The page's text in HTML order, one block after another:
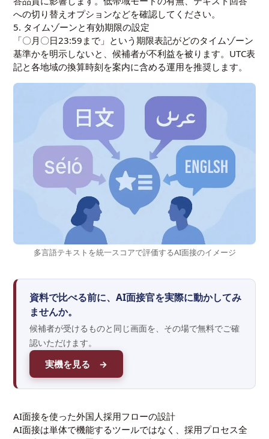
への切り替えオプションなどを確認してください。
5. タイムゾーンと有効期限の設定
「〇月〇日23:59まで」という期限表記がどのタイムゾーン
基準かを明示しないと、候補者が不利益を被ります。UTC表
記と各地域の換算時刻を案内に含める運用を推奨します。
多言語テキストを統一スコアで評価するAI面接のイメージ
資料で比べる前に、AI面接官を実際に動かしてみ
ませんか。
候補者が受けるものと同じ画面を、その場で無料でご確
認いただけます。
実機を見る →
AI面接を使った外国人採用フローの設計
AI面接は単体で機能するツールではなく、採用プロセス全